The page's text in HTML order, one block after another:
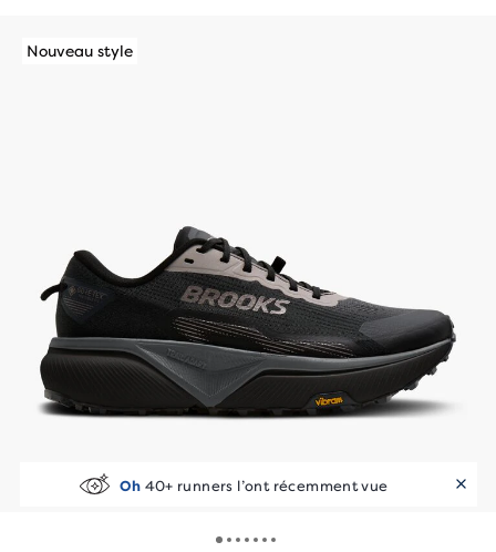
Oh 40+ runners l’ont récemment vue
Nouveau style